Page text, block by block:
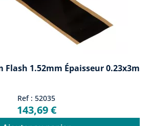
Flash 1.52mm Épaisseur 0.23x3m
Ref : 52035
143,69 €